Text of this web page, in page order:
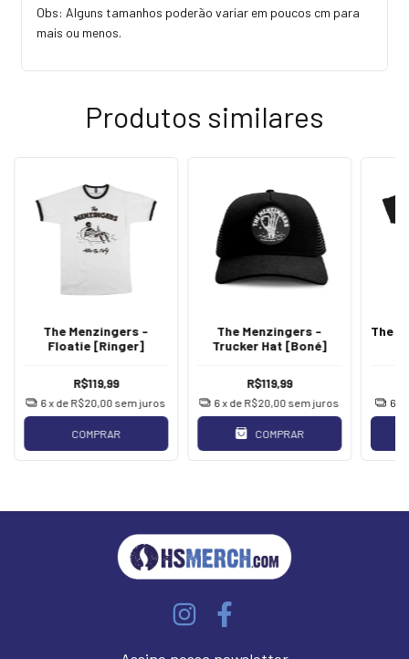
Obs: Alguns tamanhos poderão variar em poucos cm para
mais ou menos.
Produtos similares
The Menzingers -
Floatie [Ringer]
R$119,99
6x de R$20,00 sem juros
COMPRAR
The Menzingers -
Trucker Hat [Boné]
R$119,99
6 x de R$20,00 sem juros
COMPRAR
The
6